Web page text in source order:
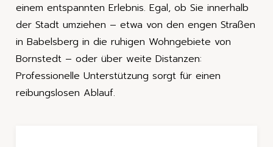
einem entspannten Erlebnis. Egal, ob Sie innerhalb
der Stadt umziehen – etwa von den engen Straßen
in Babelsberg in die ruhigen Wohngebiete von
Bornstedt – oder über weite Distanzen:
Professionelle Unterstützung sorgt für einen
reibungslosen Ablauf.